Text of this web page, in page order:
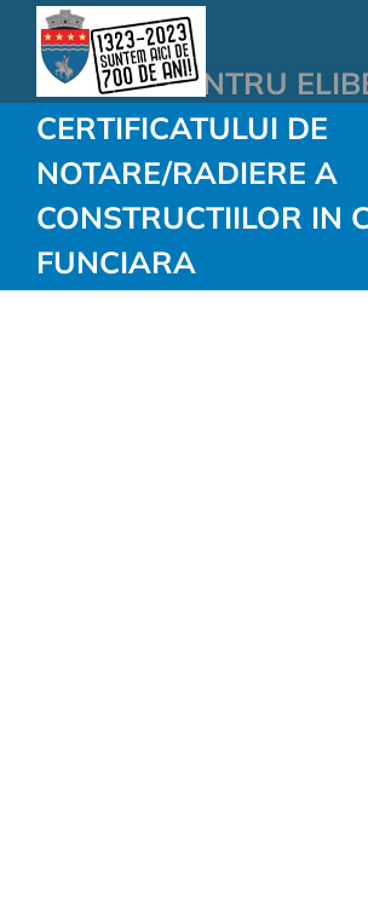
contentCERERE PENTRU
CERTIFICATULUI DE
NOTARE/RADIERE A
CONSTRUCTIILOR IN
FUNCIARA